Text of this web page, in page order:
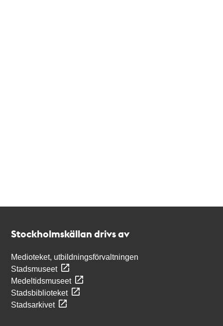
Stockholmskällan drivs av
Medioteket, utbildningsförvaltningen
Stadsmuseet
Medeltidsmuseet
Stadsbiblioteket
Stadsarkivet